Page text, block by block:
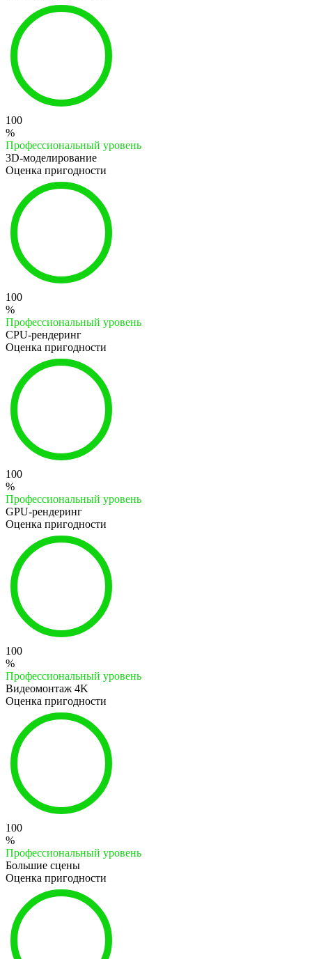
100
%
Профессиональный уровень
3D-моделирование
Оценка пригодности
100
%
Профессиональный уровень
CPU-рендеринг
Оценка пригодности
100
%
Профессиональный уровень
GPU-рендеринг
Оценка пригодности
100
%
Профессиональный уровень
Видеомонтаж 4K
Оценка пригодности
100
%
Профессиональный уровень
Большие сцены
Оценка пригодности